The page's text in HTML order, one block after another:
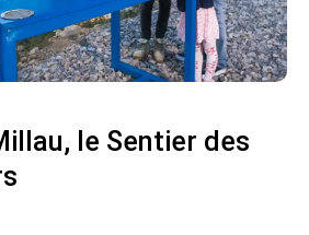
le Sentier des